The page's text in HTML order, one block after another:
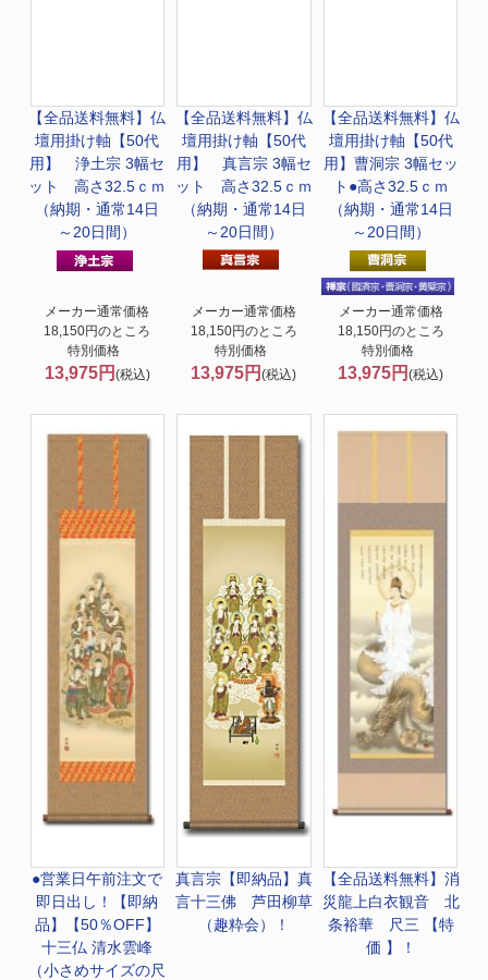
【全品送料無料】仏
壇用掛け軸【50代
用】 浄土宗 3幅セ
ット 高さ32.5ｃｍ
（納期・通常14日
～20日間）
メーカー通常価格
18,150円のところ
特別価格
13,975円 (税込)
【全品送料無料】 仏
壇用掛け軸【50代
用】 真言宗 3幅セ
ット 高さ32.5ｃｍ
（納期・通常14日
～20日間）
メーカー通常価格
18,150円のところ
特別価格
13,975円(税込)
【全品送料無料】 仏
壇用掛け軸【50代
用】曹洞宗 3幅セッ
ト●高さ32.5ｃｍ
（納期・通常14日
～20日間）
メーカー通常価格
18,150円のところ
特別価格
13,975円(税込)
●営業日午前注文で
即日出し！
【即納
品】【50％OFF】
十三仏 清水雲峰
（小さめサイズの尺
真言宗【即納品】真
言十三佛 芦田柳草
（趣粋会）！
【全品送料無料】 消
災龍上白衣観音 北
条裕華 尺三 【特
価 】！